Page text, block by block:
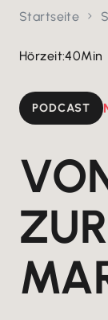
Startseite 
Hörzeit:40Min
PODCAST